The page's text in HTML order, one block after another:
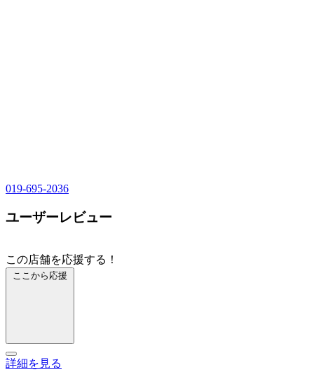
019-695-2036
ユーザーレビュー
この店舗を応援する！
ここから応援
詳細を見る